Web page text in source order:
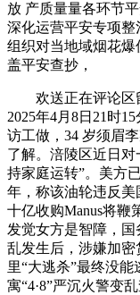
放 产质量量各环节
深化运营平安专项
组织对当地域烟花
盖平安查抄，
欢送正在评论区
2025年4月8日21时
访工做，34 岁须眉
了解。涪陵区近日
持家庭运转”。美方
年，称该油轮违反
十亿收购Manus将鞭
发觉女方是智障，
乱发生后，涉嫌加密
里“大逃杀”最终没
寓“4·8”严沉火警变